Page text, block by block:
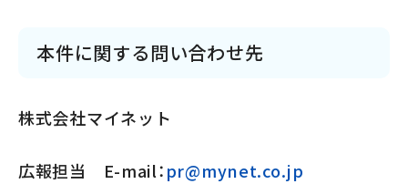
本件に関する問い合わせ先
株式会社マイネット
広報担当 E-mail：pr@mynet.co.jp